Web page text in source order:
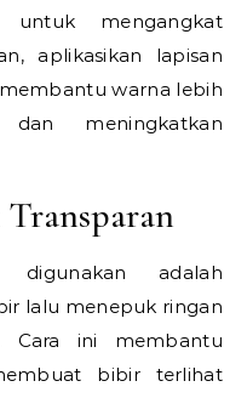
mengangkat
aplikasikan lapisan
warna lebih
meningkatkan
Transparan
adalah
lalu menepuk ringan
Cara ini membantu
bibir terlihat